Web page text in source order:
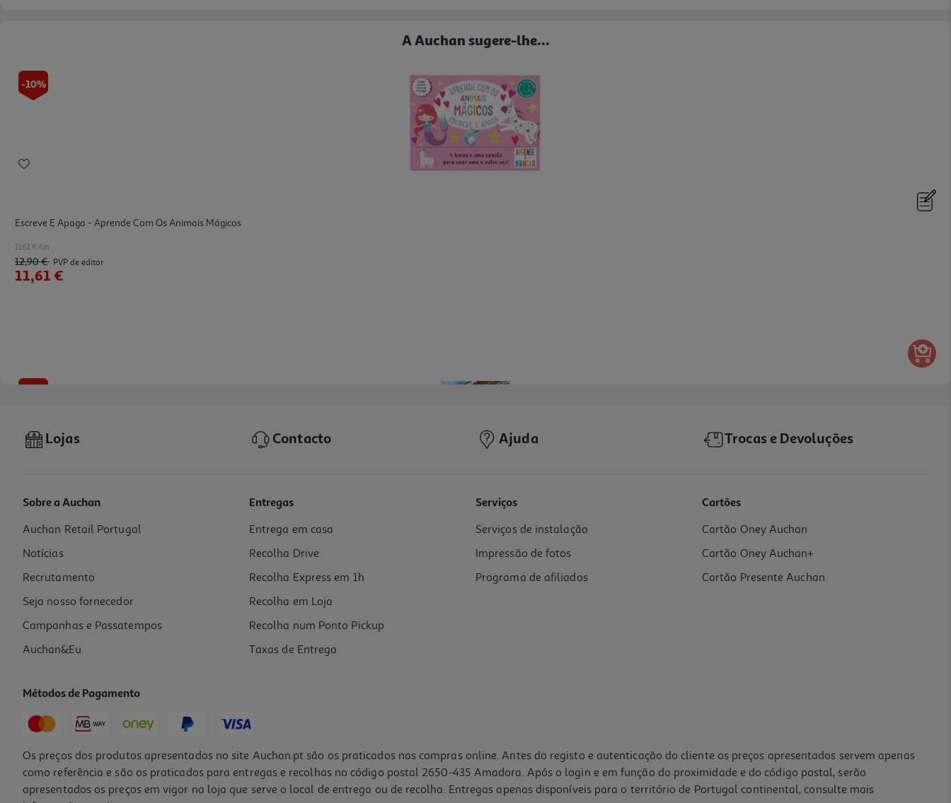
A Auchan sugere-lhe...
-10%
Escreve E Apaga - Aprende Com Os Animais Mágicos
11.61 €/un
12,90 € PVP de editor
11,61 €
Livro O Livro Da Tinta Mágica - Unicórnios
11.61 €/un
11,61 €
-10%
Lojas Contacto Ajuda Trocas e Devoluções
Sobre a Auchan
Auchan Retail Portugal
Notícias
Recrutamento
Seja nosso fornecedor
Campanhas e Passatempos
Auchan&Eu
Entregas
Entrega em casa
Recolha Drive
Recolha Express em 1h
Recolha em Loja
Recolha num Ponto Pickup
Taxas de Entrega
Serviços
Serviços de instalação
Impressão de fotos
Programa de afiliados
Cartões
Cartão Oney Auchan
Cartão Oney Auchan+
Cartão Presente Auchan
Métodos de Pagamento
Os preços dos produtos apresentados no site Auchan.pt são os praticados nas compras online. Antes do registo e autenticação do cliente os preços apresentados servem apenas
como referência e são os praticados para entregas e recolhas no código postal 2650-435 Amadora. Após o login e em função da proximidade e do código postal, serão
apresentados os preços em vigor na loja que serve o local de entrega ou de recolha. Entregas apenas disponíveis para o território de Portugal continental, consulte mais